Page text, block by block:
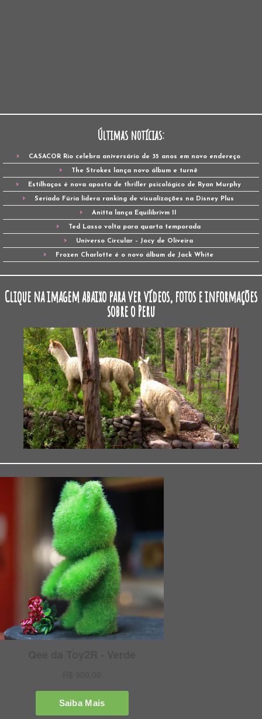
Últimas notícias:
CASACOR Rio celebra aniversário de 35 anos em novo endereço
The Strokes lança novo álbum e turnê
Estilhaços é nova aposta de thriller psicológico de Ryan Murphy
Seriado Fúria lidera ranking de visualizações na Disney Plus
Anitta lança Equilibrivm II
Ted Lasso volta para quarta temporada
Universo Circular – Jocy de Oliveira
Frozen Charlotte é o novo álbum de Jack White
Clique na imagem abaixo para ver vídeos, fotos e informações
sobre o Peru